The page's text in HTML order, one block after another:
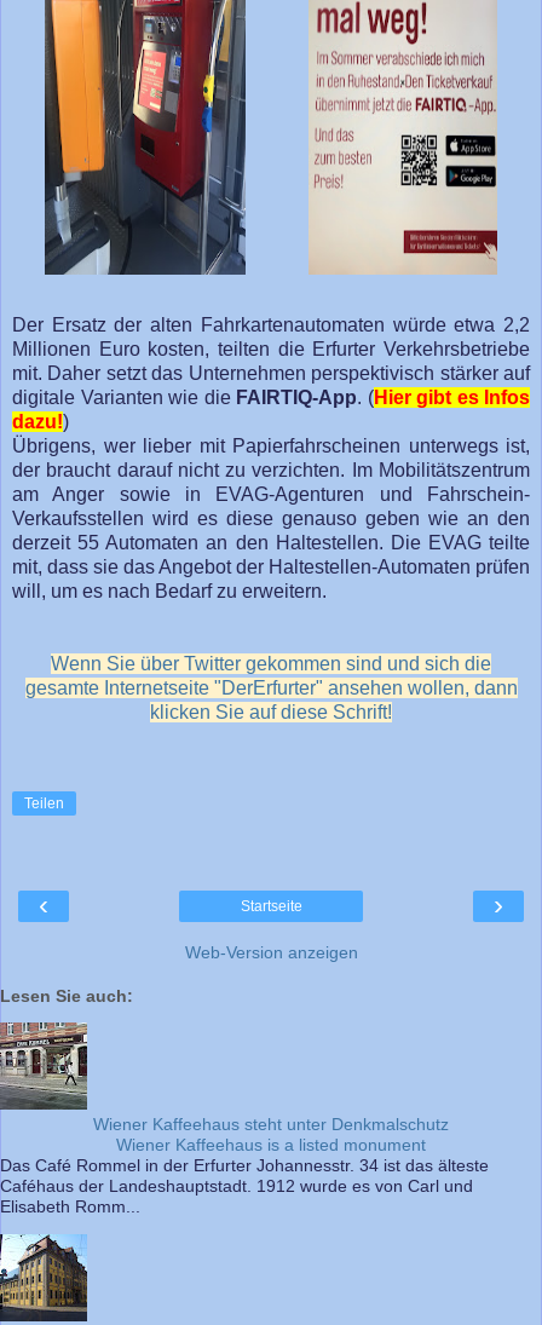
Der Ersatz der alten Fahrkartenautomaten würde etwa 2,2
Millionen Euro kosten, teilten die Erfurter Verkehrsbetriebe
mit. Daher setzt das Unternehmen perspektivisch stärker auf
digitale Varianten wie die FAIRTIQ-App. (Hier gibt es Infos
dazu!)
Übrigens, wer lieber mit Papierfahrscheinen unterwegs ist,
der braucht darauf nicht zu verzichten. Im Mobilitätszentrum
am Anger sowie in EVAG-Agenturen und Fahrschein-
Verkaufsstellen wird es diese genauso geben wie an den
derzeit 55 Automaten an den Haltestellen. Die EVAG teilte
mit, dass sie das Angebot der Haltestellen-Automaten prüfen
will, um es nach Bedarf zu erweitern.
Wenn Sie über Twitter gekommen sind und sich die
gesamte Internetseite "DerErfurter" ansehen wollen, dann
klicken Sie auf diese Schrift!
Teilen
‹ ›
Startseite
Web-Version anzeigen
Lesen Sie auch:
Wiener Kaffeehaus steht unter Denkmalschutz
Wiener Kaffeehaus is a listed monument
Das Café Rommel in der Erfurter Johannesstr. 34 ist das älteste
Caféhaus der Landeshauptstadt. 1912 wurde es von Carl und
Elisabeth Romm...